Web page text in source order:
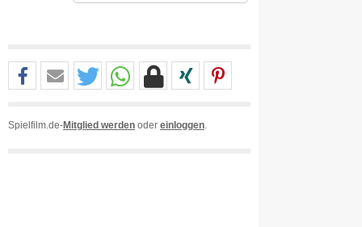
Spielfilm.de-Mitglied werden oder einloggen